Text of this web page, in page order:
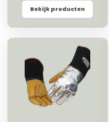
Bekijk producten